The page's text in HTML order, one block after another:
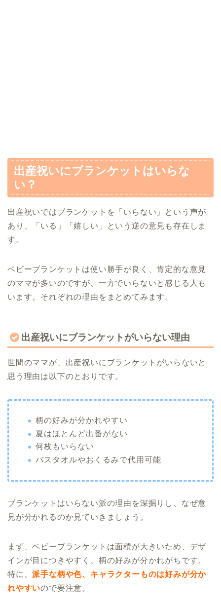
出産祝いにブランケットはいらな
い？
出産祝いではブランケットを「いらない」という声が
あり、「いる」「嬉しい」という逆の意見も存在しま
す。
ベビーブランケットは使い勝手が良く、肯定的な意見
のママが多いのですが、一方でいらないと感じる人も
います。それぞれの理由をまとめてみます。
出産祝いにブランケットがいらない理由
世間のママが、出産祝いにブランケットがいらないと
思う理由は以下のとおりです。
柄の好みが分かれやすい
夏はほとんど出番がない
何枚もいらない
バスタオルやおくるみで代用可能
ブランケットはいらない派の理由を深掘りし、なぜ意
見が分かれるのか見ていきましょう。
まず、ベビーブランケットは面積が大きいため、デザ
インが目につきやすく、柄の好みが分かれがちです。
特に、派手な柄や色、キャラクターものは好みが分か
れやすいので要注意。